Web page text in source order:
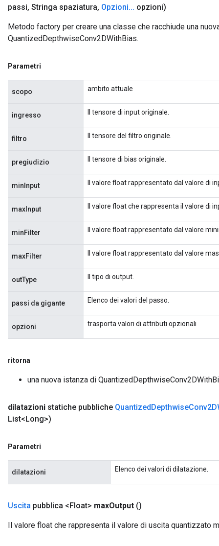
passi, Stringa spaziatura, Opzioni... opzioni)
Metodo factory per creare una classe che racchiude una
QuantizedDepthwiseConv2DWithBias.
Parametri
scopo ambito attuale
ingresso Il tensore di input originale.
filtro Il tensore del filtro originale.
pregiudizio Il tensore di bias originale.
minInput Il valore float rappresentato dal valore di
maxInput Il valore float che rappresenta il valore di
minFilter Il valore float rappresentato dal valore
maxFilter Il valore float rappresentato dal valore
outType Il tipo di output.
passi da gigante Elenco dei valori del passo.
opzioni trasporta valori di attributi opzionali
ritorna
una nuova istanza di
dilatazioni statiche pubbliche QuantizedDepthwise
List<Long>)
Parametri
dilatazioni Elenco dei valori di dilatazione.
Uscita pubblica <Float> maxOutput ()
Il valore float che rappresenta il valore di uscita quantizzato